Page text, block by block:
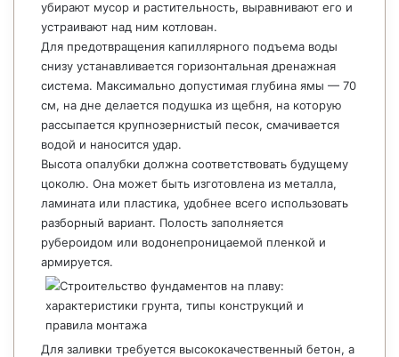
убирают мусор и растительность, выравнивают его и
устраивают над ним котлован.
Для предотвращения капиллярного подъема воды
снизу устанавливается горизонтальная дренажная
система. Максимально допустимая глубина ямы — 70
см, на дне делается подушка из щебня, на которую
рассыпается крупнозернистый песок, смачивается
водой и наносится удар.
Высота опалубки должна соответствовать будущему
цоколю. Она может быть изготовлена из металла,
ламината или пластика, удобнее всего использовать
разборный вариант. Полость заполняется
рубероидом или водонепроницаемой пленкой и
армируется.
Для заливки требуется высококачественный бетон, а